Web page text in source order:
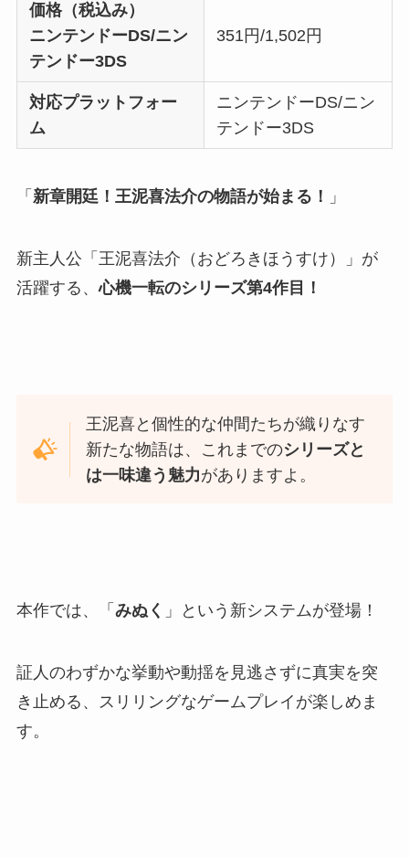
価格（税込み）
ニンテンドーDS/ニン
テンドー3DS
351円/1,502円
対応プラットフォー
ム
ニンテンドーDS/ニン
テンドー3DS
「 新章開廷！王泥喜法介の物語が始まる！ 」
新主人公「王泥喜法介（おどろきほうすけ）」が
活躍する、心機一転のシリーズ第4作目！
王泥喜と個性的な仲間たちが織りなす
新たな物語は、これまでのシリーズと
は一味違う魅力がありますよ。
本作では、「 みぬく 」という新システムが登場！
証人のわずかな挙動や動揺を見逃さずに真実を突
き止める、スリリングなゲームプレイが楽しめま
す。